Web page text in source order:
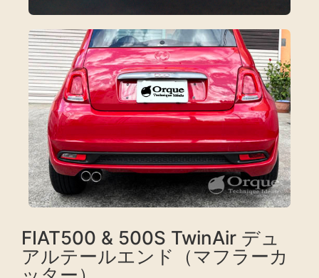
FIAT500 & 500S TwinAir デュ
アルテールエンド（マフラーカ